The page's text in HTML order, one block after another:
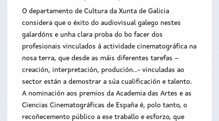
O departamento de Cultura da Xunta de Galicia
considera que o éxito do audiovisual galego nestes
galardóns e unha clara proba do bo facer dos
profesionais vinculados á actividade cinematográfica na
nosa terra, que desde as máis diferentes tarefas –
creación, interpretación, produción…- vinculadas ao
sector están a demostrar a súa cualificación e talento.
A nominación aos premios da Academia das Artes e as
Ciencias Cinematográficas de España é, polo tanto, o
recoñecemento público a ese traballo e esforzo, que